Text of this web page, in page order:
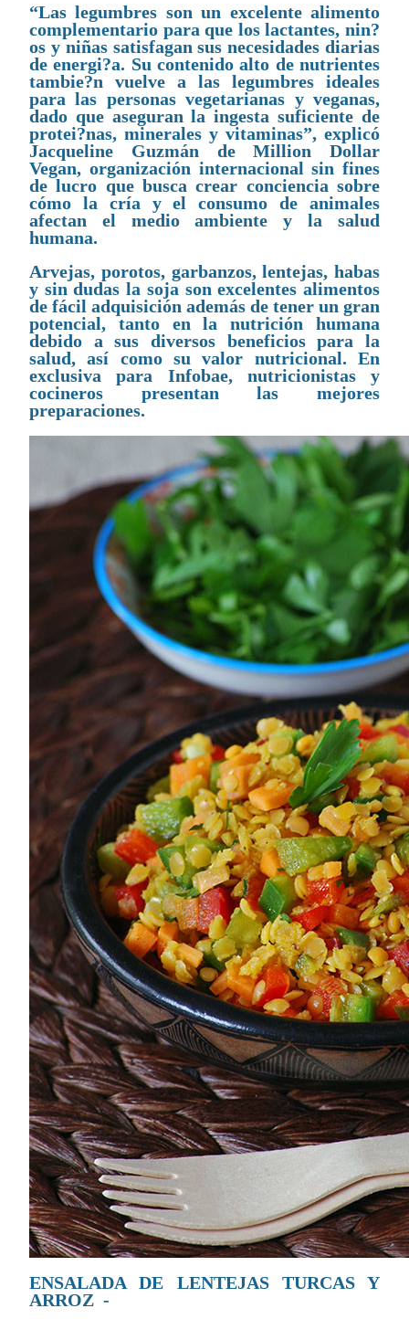
“Las legumbres son un excelente alimento
complementario para que los lactantes, nin?
os y niñas satisfagan sus necesidades diarias
de energi?a. Su contenido alto de nutrientes
tambie?n vuelve a las legumbres ideales
para las personas vegetarianas y veganas,
dado que aseguran la ingesta suficiente de
protei?nas, minerales y vitaminas”, explicó
Jacqueline Guzmán de Million Dollar
Vegan, organización internacional sin fines
de lucro que busca crear conciencia sobre
cómo la cría y el consumo de animales
afectan el medio ambiente y la salud
humana.
Arvejas, porotos, garbanzos, lentejas, habas
y sin dudas la soja son excelentes alimentos
de fácil adquisición además de tener un gran
potencial, tanto en la nutrición humana
debido a sus diversos beneficios para la
salud, así como su valor nutricional. En
exclusiva para Infobae, nutricionistas y
cocineros presentan las mejores
preparaciones.
ENSALADA DE LENTEJAS TURCAS Y
ARROZ -